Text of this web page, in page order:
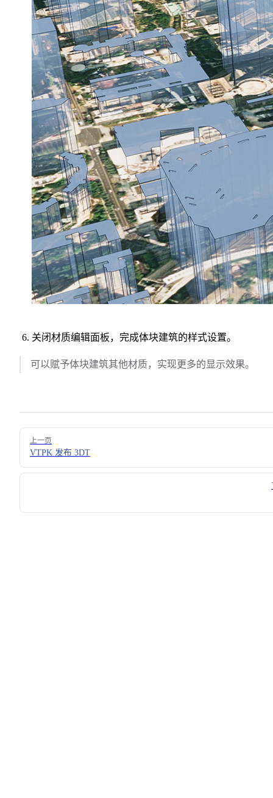
关闭材质编辑面板，完成体块建筑的样式设置。
可以赋予体块建筑其他材质，实现更多的显示效果。
Pager
上一页
VTPK 发布 3DT